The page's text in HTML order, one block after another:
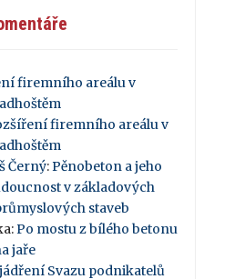
firemního areálu v
firemního areálu v
Černý: Pěnobeton a jeho
v základových
staveb
: Po mostu z bílého betonu
jaře
Svazu podnikatelů